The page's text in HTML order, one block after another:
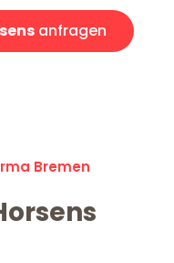
anfragen
Bremen